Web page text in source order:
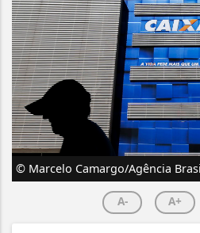
© Marcelo Camargo/Agência
A- A+